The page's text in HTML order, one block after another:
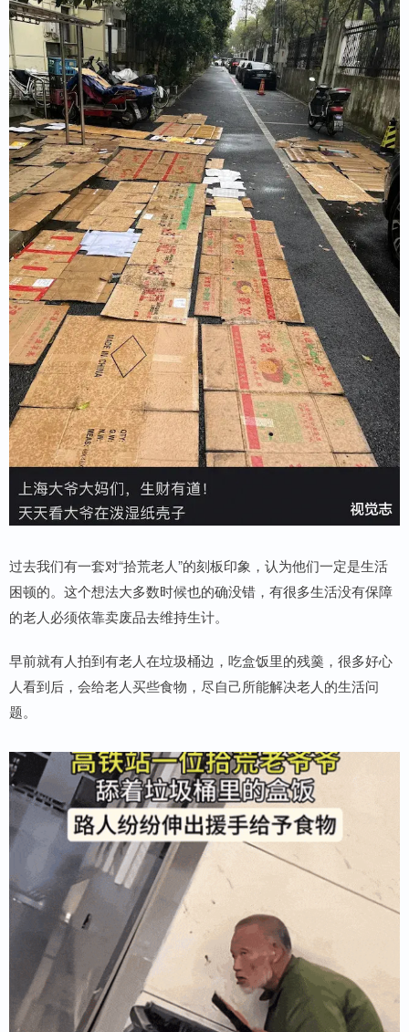
过去我们有一套对“拾荒老人”的刻板印象，认为他们一定是生活
困顿的。这个想法大多数时候也的确没错，有很多生活没有保障
的老人必须依靠卖废品去维持生计。
早前就有人拍到有老人在垃圾桶边，吃盒饭里的残羹，很多好心
人看到后，会给老人买些食物，尽自己所能解决老人的生活问
题。